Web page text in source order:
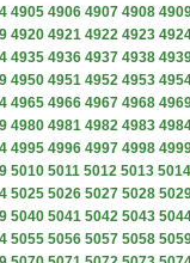
4905 4906 4907 4908
4920 4921 4922 4923
4935 4936 4937 4938
4950 4951 4952 4953
4965 4966 4967 4968
4980 4981 4982 4983
4995 4996 4997 4998
5010 5011 5012 5013 5014
5025 5026 5027 5028
5040 5041 5042 5043
5055 5056 5057 5058